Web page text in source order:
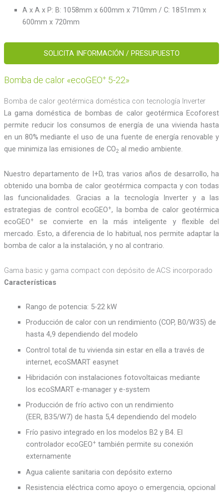
Bomba de calor «ecoGEO+5-22»
Bomba de calor geotérmica doméstica con tecnología Inverter
La gama doméstica de bombas de calor geotérmica Ecoforest
permite reducir los consumos de energía de una vivienda hasta
en un 80% mediante el uso de una fuente de energía renovable y
que minimiza las emisiones de CO2 al medio ambiente.
Nuestro departamento de I+D, tras varios años de desarrollo, ha
obtenido una bomba de calor geotérmica compacta y con todas
las funcionalidades. Gracias a la tecnología Inverter y a las
estrategias de control ecoGEO+, la bomba de calor geotérmica
ecoGEO+
se convierte en la más inteligente y flexible del
mercado. Esto, a diferencia de lo habitual, nos permite adaptar la
bomba de calor a la instalación, y no al contrario.
Gama basic y gama compact con depósito de ACS incorporado
Características
Rango de potencia: 5-22 kW
Producción de calor con un rendimiento (COP, B0/W35) de
hasta 4,9 dependiendo del modelo
Control total de tu vivienda sin estar en ella a través de
internet, ecoSMART easynet
Hibridación con instalaciones fotovoltaicas mediante
los ecoSMART e-manager y e-system
Producción de frío activo con un rendimiento
(EER, B35/W7) de hasta 5,4 dependiendo del modelo
Frío pasivo integrado en los modelos B2 y B4. El
controlador ecoGEO+ también permite su conexión
externamente
Agua caliente sanitaria con depósito externo
Resistencia eléctrica como apoyo o emergencia, opcional
A x A x P: B: 1058mm x 600mm x 710mm / C: 1851mm x
600mm x 720mm
SOLICITA INFORMACIÓN / PRESUPUESTO